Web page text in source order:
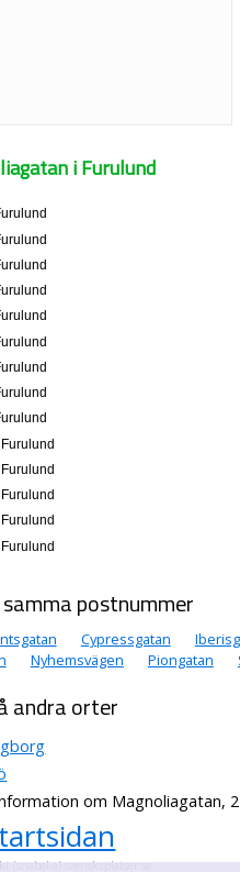
i Furulund
postnummer
Cypressgatan
Nyhemsvägen Piongatan
andra orter
om Magnoliagatan,
(snabel-a) svenskaplatser.se